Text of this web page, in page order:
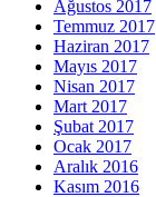
Ağustos 2017
Temmuz 2017
Haziran 2017
Mayıs 2017
Nisan 2017
Mart 2017
Şubat 2017
Ocak 2017
Aralık 2016
Kasım 2016